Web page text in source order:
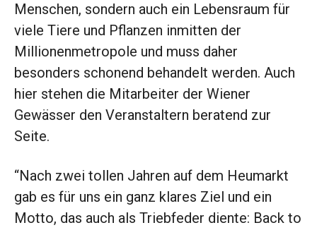
Menschen, sondern auch ein Lebensraum für
viele Tiere und Pflanzen inmitten der
Millionenmetropole und muss daher
besonders schonend behandelt werden. Auch
hier stehen die Mitarbeiter der Wiener
Gewässer den Veranstaltern beratend zur
Seite.
“Nach zwei tollen Jahren auf dem Heumarkt
gab es für uns ein ganz klares Ziel und ein
Motto, das auch als Triebfeder diente: Back to